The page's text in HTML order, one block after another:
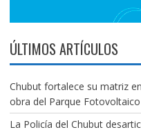
ÚLTIMOS ARTÍCULOS
Chubut fortalece su matriz
obra del Parque
La Policía del Chubut